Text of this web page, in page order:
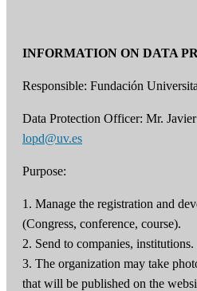
INFORMATION ON DATA
Responsible: Fundación
Data Protection Officer: Mr. Javier
lopd@uv.es
Purpose:
1. Manage the registration and
(Congress, conference, course).
2. Send to companies, institutions.
3. The organization may take
that will be published on the